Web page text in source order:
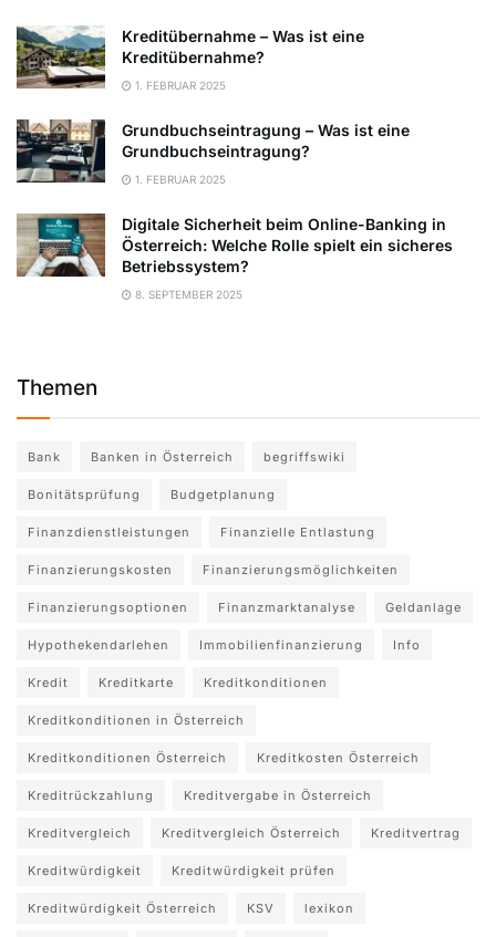
Kreditübernahme – Was ist eine
Kreditübernahme?
1. FEBRUAR 2025
Grundbuchseintragung – Was ist eine
Grundbuchseintragung?
1. FEBRUAR 2025
Digitale Sicherheit beim Online-Banking in
Österreich: Welche Rolle spielt ein sicheres
Betriebssystem?
8. SEPTEMBER 2025
Themen
Bank Banken in Österreich begriffswiki
Bonitätsprüfung Budgetplanung
Finanzdienstleistungen Finanzielle Entlastung
Finanzierungskosten Finanzierungsmöglichkeiten
Finanzierungsoptionen Finanzmarktanalyse Geldanlage
Hypothekendarlehen Immobilienfinanzierung Info
Kredit Kreditkarte Kreditkonditionen
Kreditkonditionen in Österreich
Kreditkonditionen Österreich Kreditkosten Österreich
Kreditrückzahlung Kreditvergabe in Österreich
Kreditvergleich Kreditvergleich Österreich Kreditvertrag
Kreditwürdigkeit Kreditwürdigkeit prüfen
Kreditwürdigkeit Österreich KSV lexikon